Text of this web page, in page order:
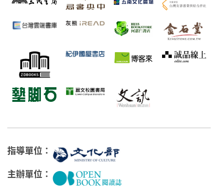
指導單位：
主辦單位：